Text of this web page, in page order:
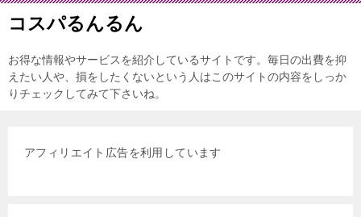
コスパるんるん
お得な情報やサービスを紹介しているサイトです。毎日の出費を抑
えたい人や、損をしたくないという人はこのサイトの内容をしっか
りチェックしてみて下さいね。
アフィリエイト広告を利用しています